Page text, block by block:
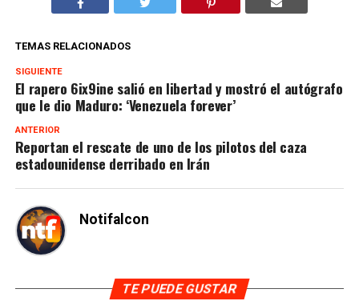
TEMAS RELACIONADOS
SIGUIENTE
El rapero 6ix9ine salió en libertad y mostró el autógrafo
que le dio Maduro: ‘Venezuela forever’
ANTERIOR
Reportan el rescate de uno de los pilotos del caza
estadounidense derribado en Irán
Notifalcon
TE PUEDE GUSTAR